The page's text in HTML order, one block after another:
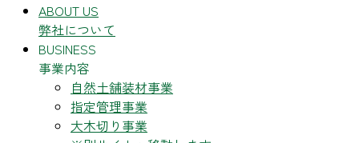
ABOUT US
弊社について
BUSINESS
事業内容
自然土舗装材事業
指定管理事業
大木切り事業